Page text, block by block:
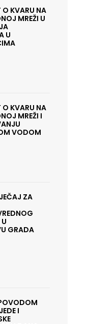
O KVARU NA
MREŽI U
U
O KVARU NA
MREŽI I
VODOM
ZA
GRADA
I